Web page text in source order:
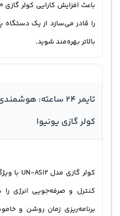
را قادر می‌سازد از یک دستگاه
بالاتر بهره‌مند شوید.
تایمر 24 ساعته:
کولر گازی یونیوا
کنترل و صرفه‌جویی انرژی را
برنامه‌ریزی زمان روشن و